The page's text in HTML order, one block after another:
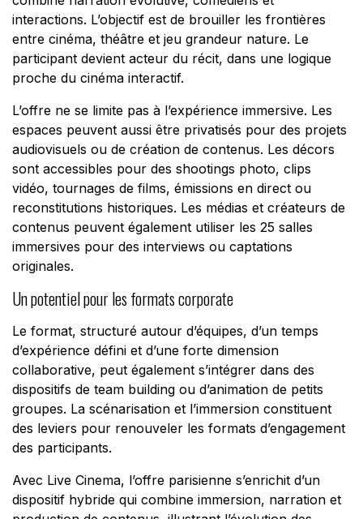
interactions. L’objectif est de brouiller les frontières
entre cinéma, théâtre et jeu grandeur nature. Le
participant devient acteur du récit, dans une logique
proche du cinéma interactif.
L’offre ne se limite pas à l’expérience immersive. Les
espaces peuvent aussi être privatisés pour des projets
audiovisuels ou de création de contenus. Les décors
sont accessibles pour des shootings photo, clips
vidéo, tournages de films, émissions en direct ou
reconstitutions historiques. Les médias et créateurs de
contenus peuvent également utiliser les 25 salles
immersives pour des interviews ou captations
originales.
Un potentiel pour les formats corporate
Le format, structuré autour d’équipes, d’un temps
d’expérience défini et d’une forte dimension
collaborative, peut également s’intégrer dans des
dispositifs de team building ou d’animation de petits
groupes. La scénarisation et l’immersion constituent
des leviers pour renouveler les formats d’engagement
des participants.
Avec Live Cinema, l’offre parisienne s’enrichit d’un
dispositif hybride qui combine immersion, narration et